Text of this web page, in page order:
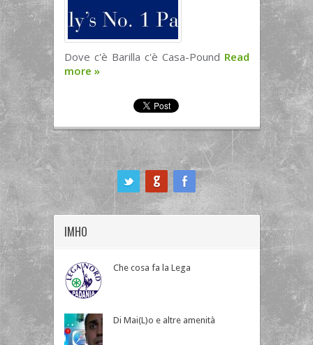
Dove c'è Barilla c'è Casa-Pound Read
more »
IMHO
Che cosa fa la Lega
Di Mai(L)o e altre amenità